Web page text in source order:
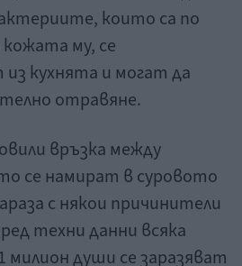
които са по
му, се
кухнята и могат да
отравяне.
връзка между
се намират в суровото
с някои причинители
техни данни всяка
милион души се заразяват